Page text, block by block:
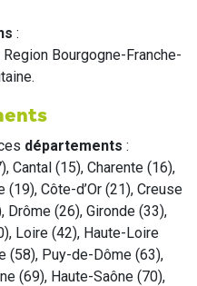
:
Bourgogne-Franche-
départements :
Cantal (15), Charente (16),
Côte-d’Or (21), Creuse
Drôme (26), Gironde (33),
Loire (42), Haute-Loire
(58), Puy-de-Dôme (63),
(69), Haute-Saône (70),